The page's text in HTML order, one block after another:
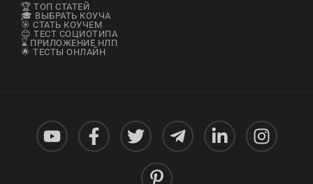
🏆 ТОП СТАТЕЙ
🎓 ВЫБРАТЬ КОУЧА
🎯 СТАТЬ КОУЧЕМ
😊 ТЕСТ СОЦИОТИПА
⌛ ПРИЛОЖЕНИЕ НЛП
🌟 ТЕСТЫ ОНЛАЙН